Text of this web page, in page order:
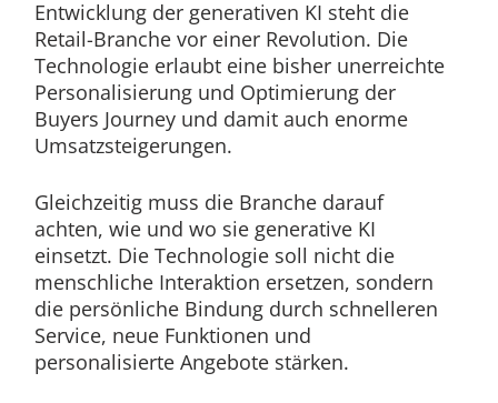
Entwicklung der generativen KI steht die
Retail-Branche vor einer Revolution. Die
Technologie erlaubt eine bisher unerreichte
Personalisierung und Optimierung der
Buyers Journey und damit auch enorme
Umsatzsteigerungen.
Gleichzeitig muss die Branche darauf
achten, wie und wo sie generative KI
einsetzt. Die Technologie soll nicht die
menschliche Interaktion ersetzen, sondern
die persönliche Bindung durch schnelleren
Service, neue Funktionen und
personalisierte Angebote stärken.